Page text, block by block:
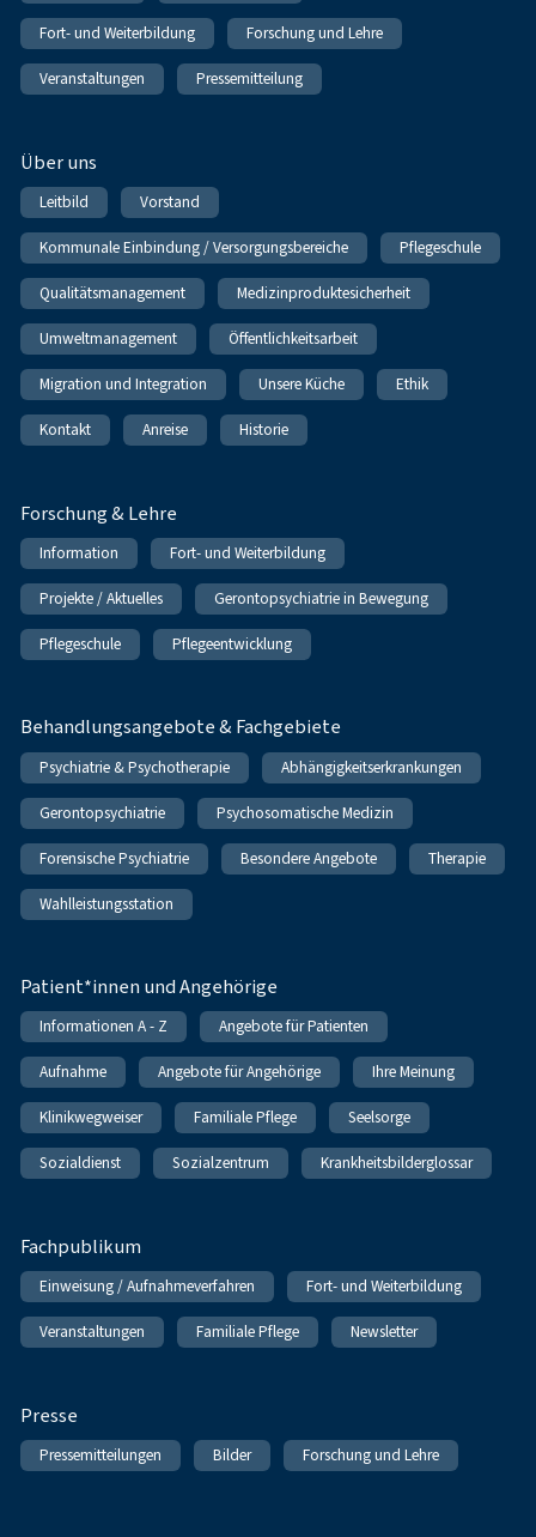
Fort- und Weiterbildung Forschung und Lehre
Veranstaltungen Pressemitteilung
Über uns
Leitbild Vorstand
Kommunale Einbindung / Versorgungsbereiche Pflegeschule
Qualitätsmanagement Medizinproduktesicherheit
Umweltmanagement Öffentlichkeitsarbeit
Migration und Integration Unsere Küche Ethik
Kontakt Anreise Historie
Forschung & Lehre
Information Fort- und Weiterbildung
Projekte / Aktuelles Gerontopsychiatrie in Bewegung
Pflegeschule Pflegeentwicklung
Behandlungsangebote & Fachgebiete
Psychiatrie & Psychotherapie Abhängigkeitserkrankungen
Gerontopsychiatrie Psychosomatische Medizin
Forensische Psychiatrie Besondere Angebote Therapie
Wahlleistungsstation
Patient*innen und Angehörige
Informationen A - Z Angebote für Patienten
Aufnahme Angebote für Angehörige Ihre Meinung
Klinikwegweiser Familiale Pflege Seelsorge
Sozialdienst Sozialzentrum Krankheitsbilderglossar
Fachpublikum
Einweisung / Aufnahmeverfahren Fort- und Weiterbildung
Veranstaltungen Familiale Pflege Newsletter
Presse
Pressemitteilungen Bilder Forschung und Lehre